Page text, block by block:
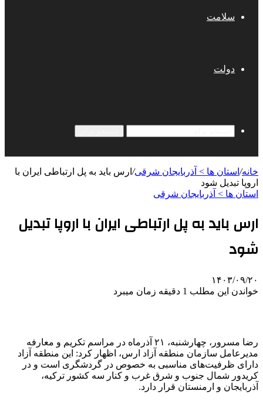
سلامت
دولت
خانه/ استان ها > آذربایجان شرقی/ ارس باید به پل ارتباطی ایران با
اروپا تبدیل شود
استان ها > آذربایجان شرقی
ارس باید به پل ارتباطی ایران با اروپا تبدیل
شود
۱۴۰۳/۰۹/۲۰
خواندن این مطلب 1 دقیقه زمان میبرد
رضا مسرور، چهارشنبه، ۲۱ آذرماه در مراسم تکریم و معارفه
مدیرعامل سازمان منطقه‌ آزاد ارس، اظهار کرد: این منطقه آزاد
دارای ظرفیت‌های مناسبی به خصوص در گردشگری است و در
کریدور شمال جنوب و شرق غرب و کنار سه کشور ترکیه،
آذربایجان و ارمنستان قرار دارد.